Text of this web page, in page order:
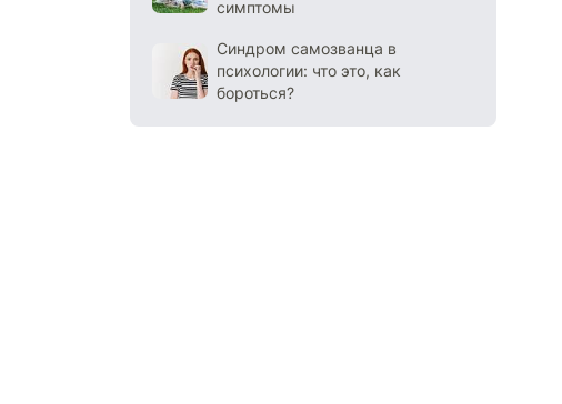
симптомы
Синдром самозванца в
психологии: что это, как
бороться?